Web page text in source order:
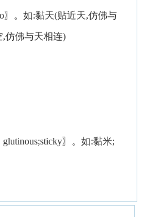
〗。如:黏天(贴近天,仿佛与
,仿佛与天相连)
〗。如:黏米;